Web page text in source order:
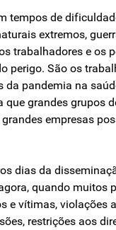
tempos de
extremos,
trabalhadores e os
perigo. São os
da pandemia na
que grandes grupos
empresas
dias da
quando muitos
e vítimas, violações
restrições aos